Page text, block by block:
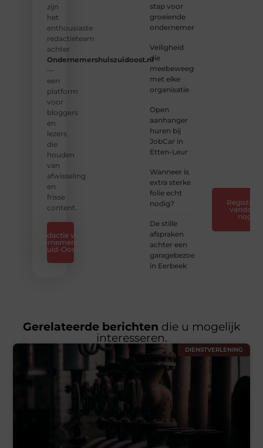
zijn
het
enthousiaste
redactieteam
achter
Ondernemershuiszuidoost.nl
—
een
platform
voor
bloggers
en
lezers
die
houden
van
afwisseling
en
frisse
content.
Redactie van
Ondernemershuis
Zuid-Oost
stap voor
groeiende
ondernemers
Veiligheid
die
meebeweegt
met elke
organisatie
Open
aanhanger
huren bij
JobCar in
Etten-Leur
Wanneer is
extra sterke
folie echt
nodig?
De stille
afspraken
achter een
garagebezoek
in Eerbeek
Registreer
vandaag
nog
Gerelateerde berichten die u mogelijk
interesseren.
DIENSTVERLENING